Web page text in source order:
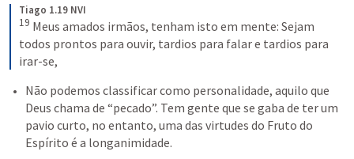
Tiago 1.19 NVI
19 Meus amados irmãos, tenham isto em mente: Sejam
todos prontos para ouvir, tardios para falar e tardios para
irar-se,
Não podemos classificar como personalidade, aquilo que
Deus chama de “pecado”. Tem gente que se gaba de ter um
pavio curto, no entanto, uma das virtudes do Fruto do
Espírito é a longanimidade.